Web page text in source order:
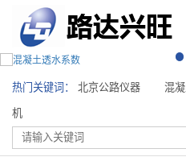
热门关键词： 北京公路仪器 混
机